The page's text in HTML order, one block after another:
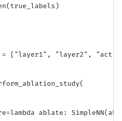
["layer1", "layer2",
ablate: